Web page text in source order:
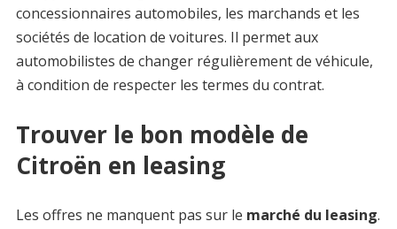
concessionnaires automobiles, les marchands et les
sociétés de location de voitures. Il permet aux
automobilistes de changer régulièrement de véhicule,
à condition de respecter les termes du contrat.
Trouver le bon modèle de
Citroën en leasing
Les offres ne manquent pas sur le marché du leasing.